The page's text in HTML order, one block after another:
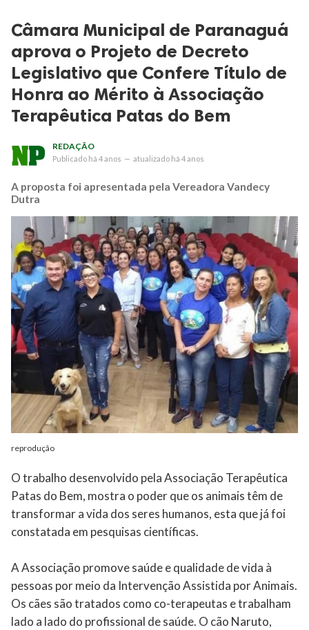
Câmara Municipal de Paranaguá
aprova o Projeto de Decreto
Legislativo que Confere Título de
Honra ao Mérito à Associação
Terapêutica Patas do Bem
REDAÇÃO
Publicado há 4 anos — atualizado há 4 anos
A proposta foi apresentada pela Vereadora Vandecy
Dutra
reprodução
O trabalho desenvolvido pela Associação Terapêutica
Patas do Bem, mostra o poder que os animais têm de
transformar a vida dos seres humanos, esta que já foi
constatada em pesquisas científicas.
A Associação promove saúde e qualidade de vida à
pessoas por meio da Intervenção Assistida por Animais.
Os cães são tratados como co-terapeutas e trabalham
lado a lado do profissional de saúde. O cão Naruto,